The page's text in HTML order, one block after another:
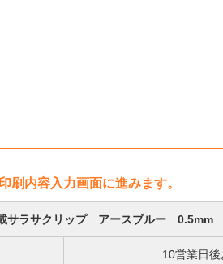
刷内容入力画面に進みます。
サラサクリップ アースブルー 0.5mm
10営業日後